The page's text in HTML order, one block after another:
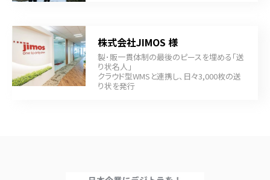
株式会社JIMOS 様
製･販一貫体制の最後のピースを埋める「送
り状名人」
クラウド型WMSと連携し、日々3,000枚の送
り状を発行